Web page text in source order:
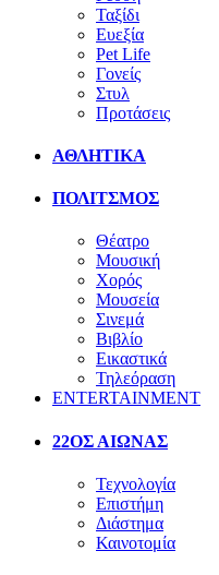
Ταξίδι
Ευεξία
Pet Life
Γονείς
Στυλ
Προτάσεις
ΑΘΛΗΤΙΚΑ
ΠΟΛΙΤΣΜΟΣ
Θέατρο
Μουσική
Χορός
Μουσεία
Σινεμά
Βιβλίο
Εικαστικά
Τηλεόραση
ENTERTAINMENT
22ΟΣ ΑΙΩΝΑΣ
Τεχνολογία
Επιστήμη
Διάστημα
Καινοτομία